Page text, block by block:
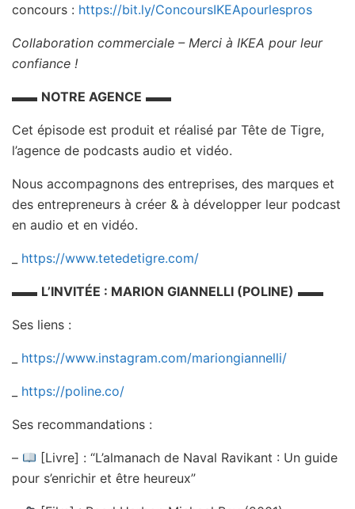
concours : https://bit.ly/ConcoursIKEApourlespros
Collaboration commerciale – Merci à IKEA pour leur
confiance !
▬▬ NOTRE AGENCE ▬▬
Cet épisode est produit et réalisé par Tête de Tigre,
l’agence de podcasts audio et vidéo.
Nous accompagnons des entreprises, des marques et
des entrepreneurs à créer & à développer leur podcast
en audio et en vidéo.
https://www.tetedetigre.com/
▬▬ L’INVITÉE : MARION GIANNELLI (POLINE) ▬▬
Ses liens :
https://www.instagram.com/mariongiannelli/
https://poline.co/
Ses recommandations :
–
[Livre] : “L’almanach de Naval Ravikant : Un guide
pour s’enrichir et être heureux”